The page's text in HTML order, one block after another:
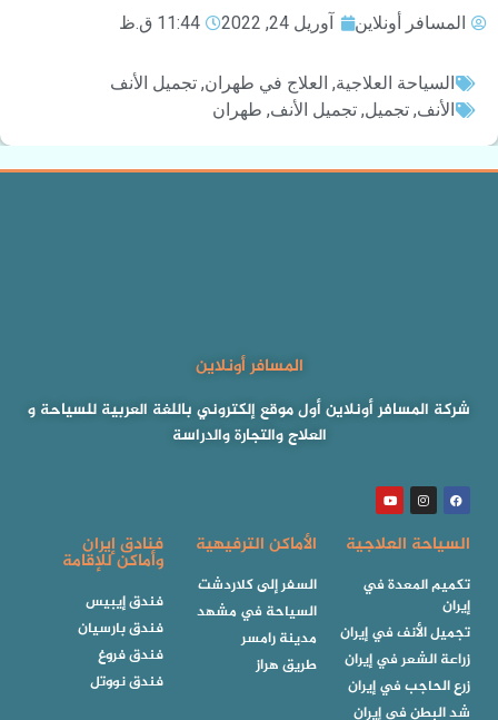
المسافر أونلاين آوریل 24, 2022 11:44 ق.ظ
السياحة العلاجية,العلاج في طهران,تجميل الأنف
الأنف,تجميل, تجميل الأنف,طهران
المسافر أونلاين
شركة المسافر أونلاين أول موقع إلكتروني باللغة العربية للسياحة و
العلاج والتجارة والدراسة
السياحة العلاجية
تكميم المعدة في
إيران
تجميل الأنف في إيران
زراعة الشعر في إيران
زرع الحاجب في إيران
شد البطن في إيران
الأماكن الترفيهية
السفر إلى كلاردشت
السياحة في مشهد
مدينة رامسر
طريق هراز
فنادق إيران
وأماكن للإقامة
فندق إيبيس
فندق بارسيان
فندق فروغ
فندق نووتل